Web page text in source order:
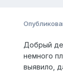
Добрый
немного
выявило,